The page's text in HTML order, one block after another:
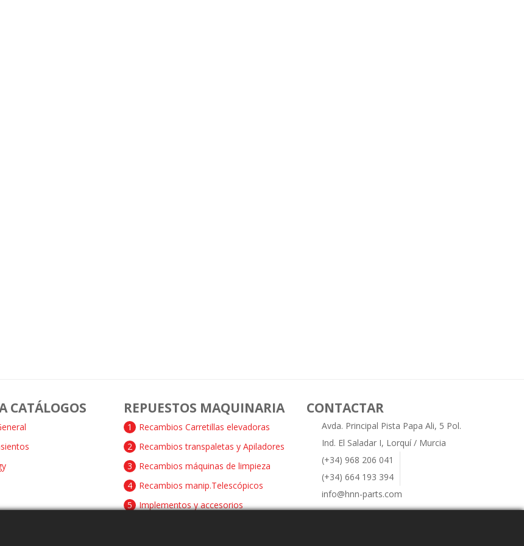
CATÁLOGOS REPUESTOS MAQUINARIA
Recambios Carretillas elevadoras
1
Recambios transpaletas y Apiladores
2
Recambios máquinas de limpieza
3
Recambios manip.Telescópicos
4
Implementos y accesorios
5
CONTACTAR
Avda. Principal Pista Papa Ali, 5 Pol.
Ind. El Saladar I, Lorquí / Murcia
(+34) 968 206 041
(+34) 664 193 394
info@hnn-parts.com